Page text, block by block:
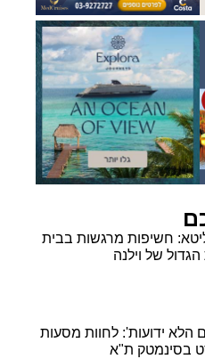
חשיפות מרגשות בבית
של וילנה
ידועות': לחוות מסעות
ת"א